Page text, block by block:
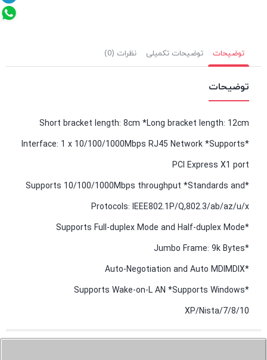
توضیحات توضیحات تکمیلی نظرات (0)
توضیحات
Short bracket length: 8cm *Long bracket length: 12cm
*Interface: 1 x 10/100/1000Mbps RJ45 Network *Supports
PCI Express X1 port
*Supports 10/100/1000Mbps throughput *Standards and
Protocols: IEEE802.1P/Q,802.3/ab/az/u/x
*Supports Full-duplex Mode and Half-duplex Mode
*Jumbo Frame: 9k Bytes
*Auto-Negotiation and Auto MDIMDIX
*Supports Wake-on-L AN *Supports Windows
XP/Nista/7/8/10